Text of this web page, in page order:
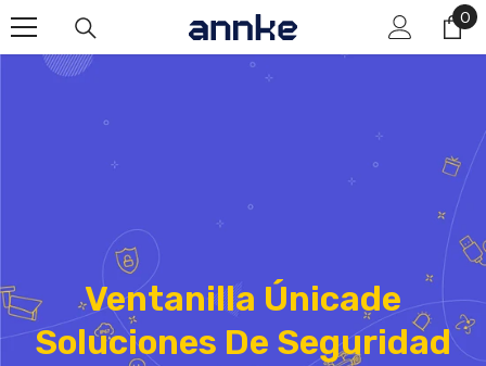
00
Ventanilla Únicade
Soluciones De Seguridad